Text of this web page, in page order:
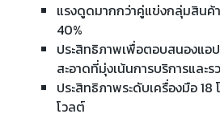
แรงดูดมากกว่าคู่แข่งกลุ่มสินค้
40%
ประสิทธิภาพเพื่อตอบสนองแอ
สะอาดที่มุ่งเน้นการบริการและ
ประสิทธิภาพระดับเครื่องมือ 18
โวลต์